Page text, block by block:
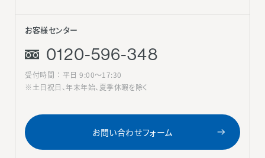
お客様センター
0120-596-348
受付時間 ： 平日 9:00〜17:30
※土日祝日、年末年始、夏季休暇を除く
お問い合わせフォーム